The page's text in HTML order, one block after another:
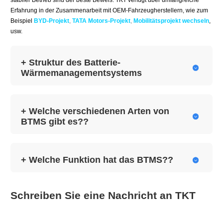
Erfahrung in der Zusammenarbeit mit OEM-Fahrzeugherstellern, wie zum
Beispiel
BYD-Projekt, TATA Motors-Projekt, Mobilitätsprojekt wechseln,
usw.
+ Struktur des Batterie-
Wärmemanagementsystems

+ Welche verschiedenen Arten von
BTMS gibt es??

+ Welche Funktion hat das BTMS?? 
Schreiben Sie eine Nachricht an TKT